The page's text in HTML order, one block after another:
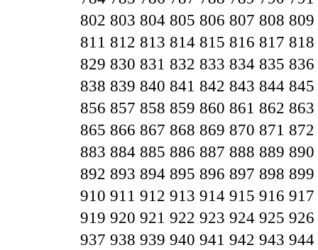
802 803 804 805 806 807 808 809
811 812 813 814 815 816 817 818
829 830 831 832 833 834 835 836
838 839 840 841 842 843 844 845
856 857 858 859 860 861 862 863
865 866 867 868 869 870 871 872
883 884 885 886 887 888 889 890
892 893 894 895 896 897 898 899
910 911 912 913 914 915 916 917
919 920 921 922 923 924 925 926
937 938 939 940 941 942 943 944